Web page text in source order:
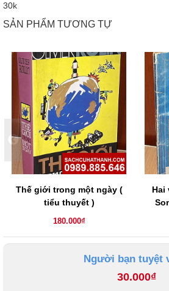
30k
SẢN PHẨM TƯƠNG TỰ
Thế giới trong một ngày (
tiểu thuyết )
180.000₫
Hai
Người bạn tuyệt
30.000₫